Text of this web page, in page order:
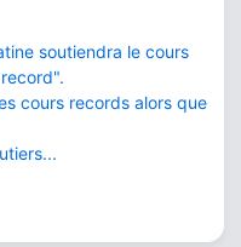
soutiendra le cours
cours records alors que